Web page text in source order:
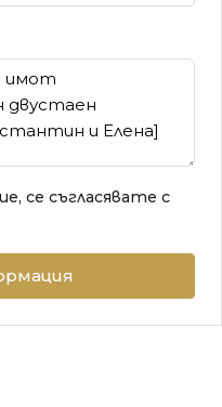
се съгласявате с